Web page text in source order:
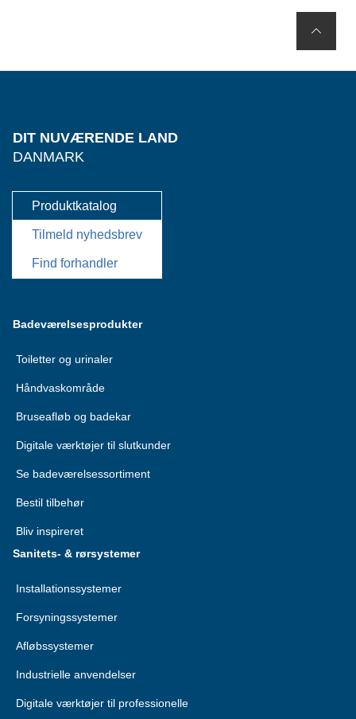
DIT NUVÆRENDE LAND
DANMARK
Produktkatalog
Tilmeld nyhedsbrev
Find forhandler
Badeværelsesprodukter
Toiletter og urinaler
Håndvaskområde
Bruseafløb og badekar
Digitale værktøjer til slutkunder
Se badeværelsessortiment
Bestil tilbehør
Bliv inspireret
Sanitets- & rørsystemer
Installationssystemer
Forsyningssystemer
Afløbssystemer
Industrielle anvendelser
Digitale værktøjer til professionelle